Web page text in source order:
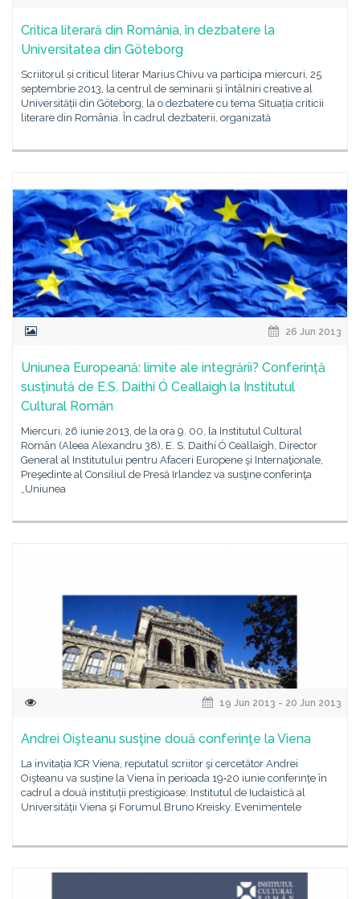
Critica literară din România, în dezbatere la
Universitatea din Göteborg
Scriitorul și criticul literar Marius Chivu va participa miercuri, 25
septembrie 2013, la centrul de seminarii și întâlniri creative al
Universității din Göteborg, la o dezbatere cu tema Situația criticii
literare din România. În cadrul dezbaterii, organizată
26 Jun 2013
Uniunea Europeană: limite ale integrării? Conferință
susținută de E.S. Daithí Ó Ceallaigh la Institutul
Cultural Român
Miercuri, 26 iunie 2013, de la ora 9. 00, la Institutul Cultural
Român (Aleea Alexandru 38), E. S. Daithí Ó Ceallaigh, Director
General al Institutului pentru Afaceri Europene şi Internaţionale,
Preşedinte al Consiliul de Presă Irlandez va susţine conferinţa
„Uniunea
19 Jun 2013 - 20 Jun 2013
Andrei Oişteanu susţine două conferinţe la Viena
La invitația ICR Viena, reputatul scriitor şi cercetător Andrei
Oişteanu va susține la Viena în perioada 19‐20 iunie conferințe în
cadrul a două instituții prestigioase: Institutul de Iudaistică al
Universității Viena şi Forumul Bruno Kreisky. Evenimentele